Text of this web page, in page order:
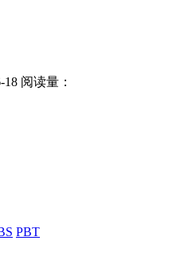
18 阅读量：
PBT